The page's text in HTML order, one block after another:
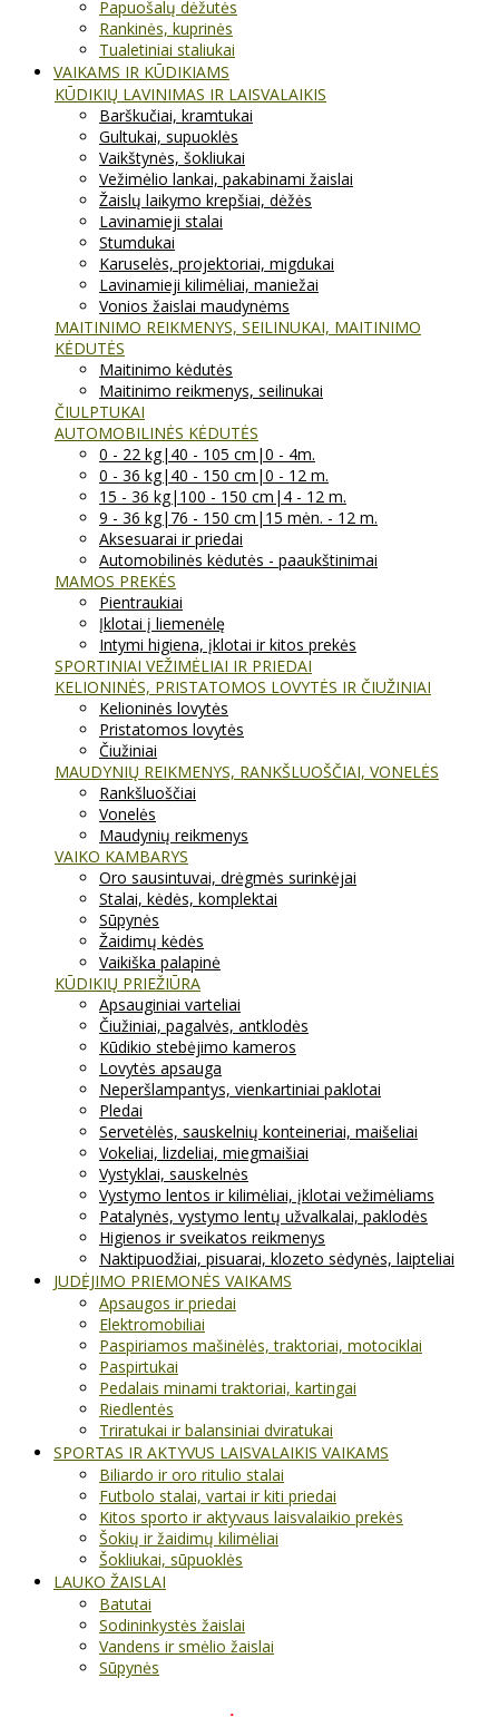
Papuošalų dėžutės
Rankinės, kuprinės
Tualetiniai staliukai
VAIKAMS IR KŪDIKIAMS
KŪDIKIŲ LAVINIMAS IR LAISVALAIKIS
Barškučiai, kramtukai
Gultukai, supuoklės
Vaikštynės, šokliukai
Vežimėlio lankai, pakabinami žaislai
Žaislų laikymo krepšiai, dėžės
Lavinamieji stalai
Stumdukai
Karuselės, projektoriai, migdukai
Lavinamieji kilimėliai, maniežai
Vonios žaislai maudynėms
MAITINIMO REIKMENYS, SEILINUKAI, MAITINIMO
KĖDUTĖS
Maitinimo kėdutės
Maitinimo reikmenys, seilinukai
ČIULPTUKAI
AUTOMOBILINĖS KĖDUTĖS
0 - 22 kg|40 - 105 cm|0 - 4m.
0 - 36 kg|40 - 150 cm|0 - 12 m.
15 - 36 kg|100 - 150 cm|4 - 12 m.
9 - 36 kg|76 - 150 cm|15 mėn. - 12 m.
Aksesuarai ir priedai
Automobilinės kėdutės - paaukštinimai
MAMOS PREKĖS
Pientraukiai
Įklotai į liemenėlę
Intymi higiena, įklotai ir kitos prekės
SPORTINIAI VEŽIMĖLIAI IR PRIEDAI
KELIONINĖS, PRISTATOMOS LOVYTĖS IR ČIUŽINIAI
Kelioninės lovytės
Pristatomos lovytės
Čiužiniai
MAUDYNIŲ REIKMENYS, RANKŠLUOŠČIAI, VONELĖS
Rankšluoščiai
Vonelės
Maudynių reikmenys
VAIKO KAMBARYS
Oro sausintuvai, drėgmės surinkėjai
Stalai, kėdės, komplektai
Sūpynės
Žaidimų kėdės
Vaikiška palapinė
KŪDIKIŲ PRIEŽIŪRA
Apsauginiai varteliai
Čiužiniai, pagalvės, antklodės
Kūdikio stebėjimo kameros
Lovytės apsauga
Neperšlampantys, vienkartiniai paklotai
Pledai
Servetėlės, sauskelnių konteineriai, maišeliai
Vokeliai, lizdeliai, miegmaišiai
Vystyklai, sauskelnės
Vystymo lentos ir kilimėliai, įklotai vežimėliams
Patalynės, vystymo lentų užvalkalai, paklodės
Higienos ir sveikatos reikmenys
Naktipuodžiai, pisuarai, klozeto sėdynės, laipteliai
JUDĖJIMO PRIEMONĖS VAIKAMS
Apsaugos ir priedai
Elektromobiliai
Paspiriamos mašinėlės, traktoriai, motociklai
Paspirtukai
Pedalais minami traktoriai, kartingai
Riedlentės
Triratukai ir balansiniai dviratukai
SPORTAS IR AKTYVUS LAISVALAIKIS VAIKAMS
Biliardo ir oro ritulio stalai
Futbolo stalai, vartai ir kiti priedai
Kitos sporto ir aktyvaus laisvalaikio prekės
Šokių ir žaidimų kilimėliai
Šokliukai, sūpuoklės
LAUKO ŽAISLAI
Batutai
Sodininkystės žaislai
Vandens ir smėlio žaislai
Sūpynės